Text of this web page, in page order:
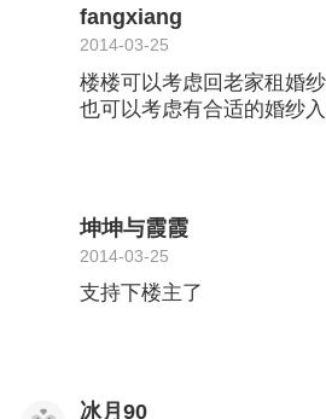
一定会符合楼楼的身材呢
买婚纱，带回家~这个就无
制婚纱的话，其实价位也
百荣、淘宝，还是我们婚
fangxiang
2014-03-25
楼楼可以考虑回老家租婚
也可以考虑有合适的婚纱
坤坤与霞霞
2014-03-25
支持下楼主了
冰月90